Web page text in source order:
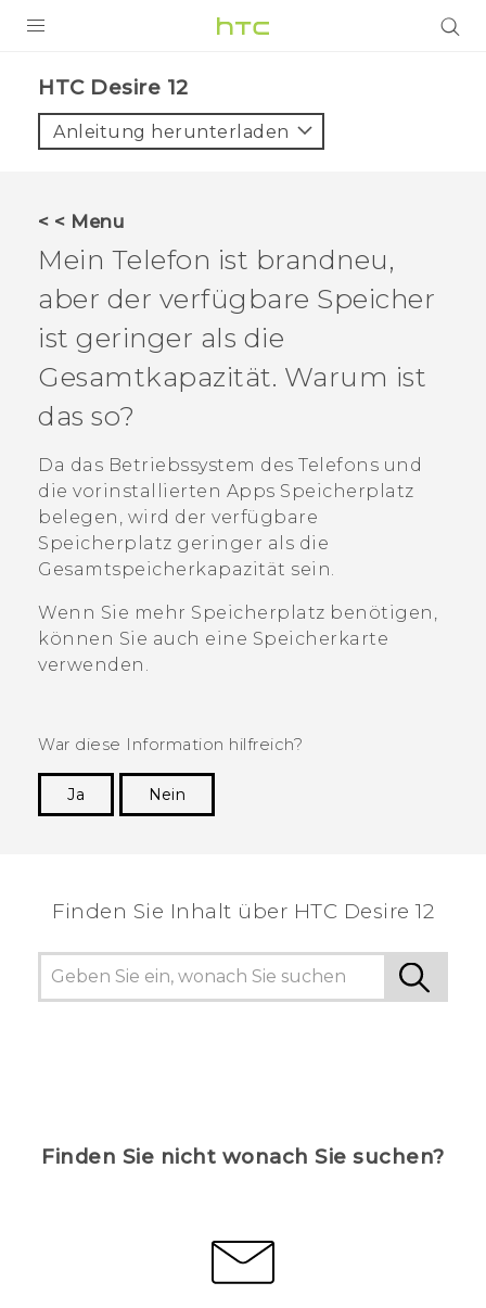
VIVE
VIVERSE
UNTERSTÜTZUNG
HTC-Geräte und Zubehör
Anmelden
HTC Desire 12‎
Anleitung herunterladen
< < Menu
Mein Telefon ist brandneu,
aber der verfügbare Speicher
ist geringer als die
Gesamtkapazität. Warum ist
das so?
Da das Betriebssystem des Telefons und
die vorinstallierten Apps Speicherplatz
belegen, wird der verfügbare
Speicherplatz geringer als die
Gesamtspeicherkapazität sein.
Wenn Sie mehr Speicherplatz benötigen,
können Sie auch eine Speicherkarte
verwenden.
War diese Information hilfreich?
Ja
Nein
Finden Sie Inhalt über‎ HTC Desire 12
Finden Sie nicht wonach Sie suchen?